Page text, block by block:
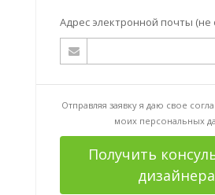
Адрес электронной почты (не
Отправляя заявку я даю свое
моих персональных
Получить
дизайнера